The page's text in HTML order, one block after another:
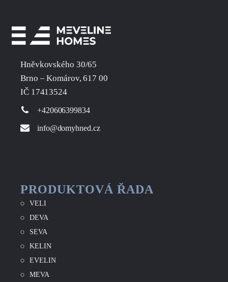
Hněvkovského 30/65
Brno – Komárov, 617 00
IČ 17413524
+420606399834
info@domyhned.cz
PRODUKTOVÁ ŘADA
VELI
DEVA
SEVA
KELIN
EVELIN
MEVA